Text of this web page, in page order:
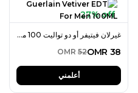
27% off
غيرلان فيتيفر أو دو تواليت 100 مل للرجال
OMR 38
OMR 52
أعلمني